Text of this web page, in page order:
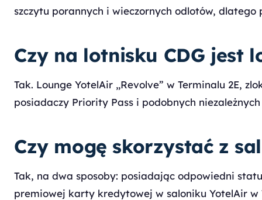
szczytu porannych i wieczornych odlotów,
Czy na lotnisku CDG jest
Tak. Lounge YotelAir „Revolve” w Terminalu 2E,
posiadaczy Priority Pass i podobnych
Czy mogę skorzystać z
Tak, na dwa sposoby: posiadając odpowiedni
premiowej karty kredytowej w saloniku YotelAir w